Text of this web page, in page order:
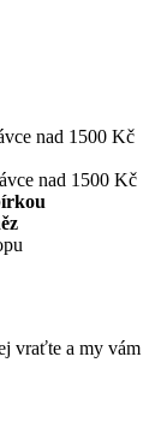
nad 1500 Kč
nad 1500 Kč
vraťte a my vám